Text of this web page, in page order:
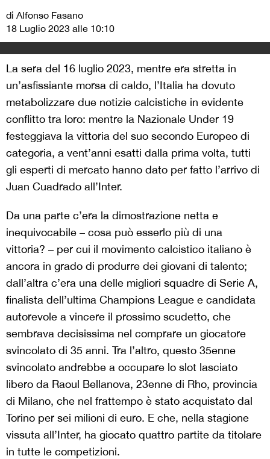
di Alfonso Fasano
18 Luglio 2023 alle 10:10
La sera del 16 luglio 2023, mentre era stretta in
un’asfissiante morsa di caldo, l’Italia ha dovuto
metabolizzare due notizie calcistiche in evidente
conflitto tra loro: mentre la Nazionale Under 19
festeggiava la vittoria del suo secondo Europeo di
categoria, a vent’anni esatti dalla prima volta, tutti
gli esperti di mercato hanno dato per fatto l’arrivo di
Juan Cuadrado all’Inter.
Da una parte c’era la dimostrazione netta e
inequivocabile – cosa può esserlo più di una
vittoria? – per cui il movimento calcistico italiano è
ancora in grado di produrre dei giovani di talento;
dall’altra c’era una delle migliori squadre di Serie A,
finalista dell’ultima Champions League e candidata
autorevole a vincere il prossimo scudetto, che
sembrava decisissima nel comprare un giocatore
svincolato di 35 anni. Tra l’altro, questo 35enne
svincolato andrebbe a occupare lo slot lasciato
libero da Raoul Bellanova, 23enne di Rho, provincia
di Milano, che nel frattempo è stato acquistato dal
Torino per sei milioni di euro. E che, nella stagione
vissuta all’Inter, ha giocato quattro partite da titolare
in tutte le competizioni.